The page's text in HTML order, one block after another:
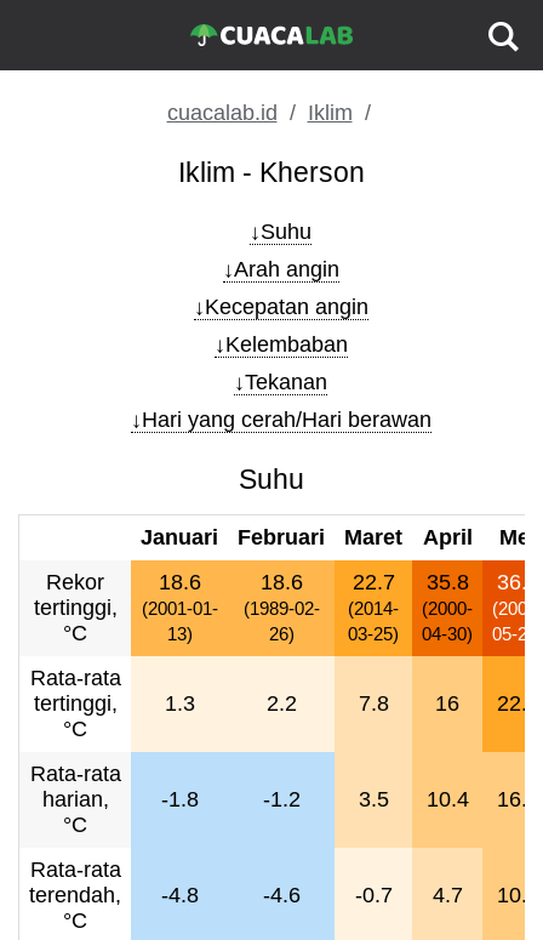
cuacalab.id Iklim
Iklim - Kherson
Suhu
Arah angin
Kecepatan angin
Kelembaban
Tekanan
Hari yang cerah/Hari berawan
Suhu
Januari Februari Maret April
Mei
Rekor
tertinggi,
°C
18.6
(2001-01-
13)
18.6
(1989-02-
26)
22.7
(2014-
03-25)
35.8
(2000-
04-30)
36.9
(2007-
05-23)
Rata-rata
tertinggi,
°C
1.3 2.2 7.8 16 22.6
Rata-rata
harian,
°C
-1.8 -1.2 3.5 10.4 16.5
Rata-rata
terendah,
°C
-4.8 -4.6 -0.7 4.7 10.3